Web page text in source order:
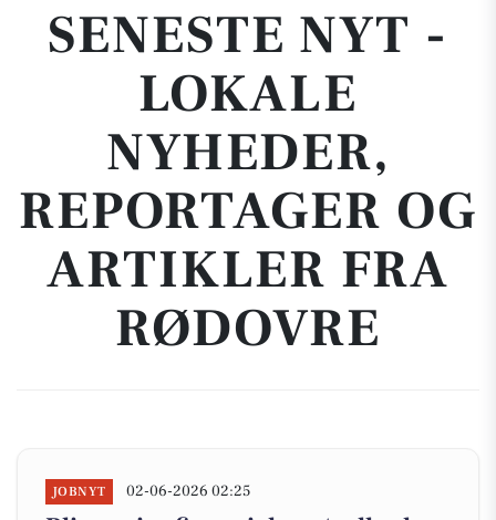
SENESTE NYT -
LOKALE
NYHEDER,
REPORTAGER OG
ARTIKLER FRA
RØDOVRE
JOBNYT 02-06-2026 02:25